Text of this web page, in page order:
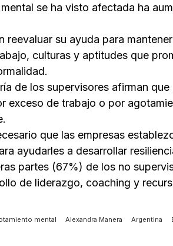
se ha visto afectada ha
reevaluar su ayuda para
culturas y aptitudes que
de los supervisores afirman
exceso de trabajo o por
que las empresas
ayudarles a desarrollar
partes (67%) de los no
de liderazgo, coaching y
mental Alexandra Manera Argentina